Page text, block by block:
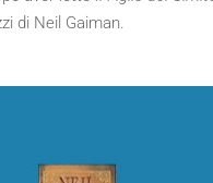
di Neil Gaiman.